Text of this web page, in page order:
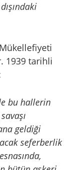
1939 tarihli
bu hallerin
geldiği
seferberlik